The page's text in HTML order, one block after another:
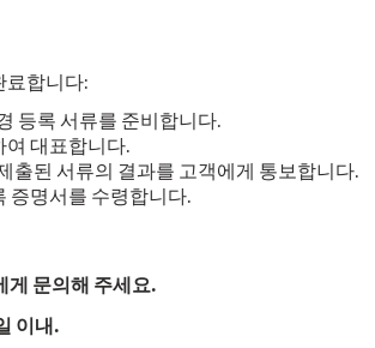
료합니다:
등록 서류를 준비합니다.
여 대표합니다.
출된 서류의 결과를 고객에게 통보합니다.
증명서를 수령합니다.
게 문의해 주세요.
이내.